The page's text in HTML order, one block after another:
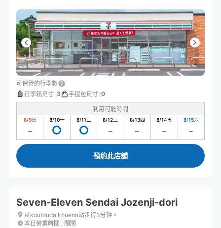
可保管的行李數
行李箱尺寸 :3 手提包尺寸 :0
利用可能時間
8/9日 8/10一 8/11二 8/12三 8/13四 8/14五 8/15六
預約此店舖
Seven-Eleven Sendai Jozenji-dori
从koutoudaikouenn站步行3分钟。
本日營業時間 : 關閉